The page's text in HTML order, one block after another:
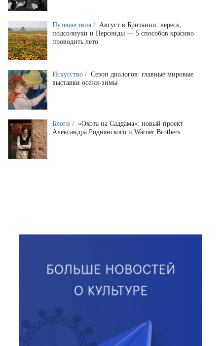
Путешествия / Август в Британии: вереск,
подсолнухи и Персеиды — 5 способов красиво
проводить лето
Искусство / Сезон диалогов: главные мировые
выставки осени-зимы
Блоги / «Охота на Саддама»: новый проект
Александра Роднянского и Warner Brothers